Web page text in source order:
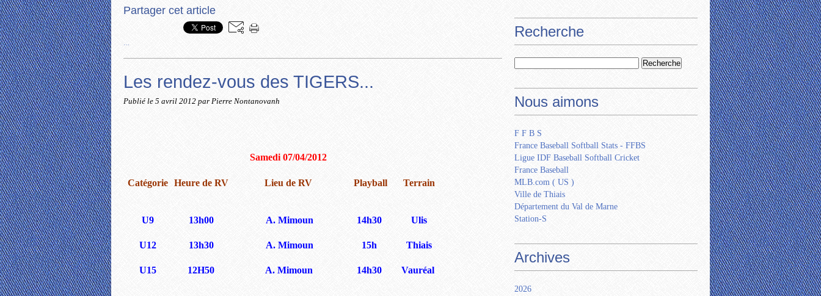
Partager cet article
Les rendez-vous des TIGERS...
Publié le 5 avril 2012 par Pierre Nontanovanh
Samedi 07/04/2012
Catégorie Heure de RV Lieu de RV Playball Terrain
U9 13h00 A. Mimoun 14h30 Ulis
U12 13h30 A. Mimoun 15h Thiais
U15 12H50 A. Mimoun 14h30 Vauréal
Recherche
Nous aimons
F F B S
France Baseball Softball Stats - FFBS
Ligue IDF Baseball Softball Cricket
France Baseball
MLB.com ( US )
Ville de Thiais
Département du Val de Marne
Station-S
Archives
2026